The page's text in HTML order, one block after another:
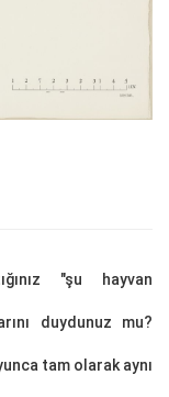
"şu hayvan
duydunuz mu?
tam olarak aynı